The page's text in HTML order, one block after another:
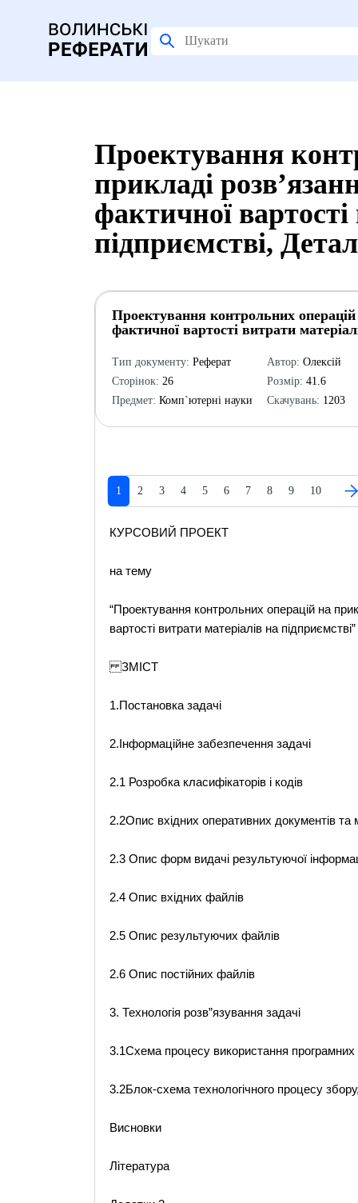
Проектування
прикладі
фактичної
підприємстві,
Проектування контрольних операцій
фактичної вартості витрати
Тип документу: Реферат
Сторінок: 26
Предмет: Комп`ютерні науки
Автор: Олексій
Розмір: 41.6
Скачувань: 1203
1 2 3 4 5 6 7 8 9 10
КУРСОВИЙ ПРОЕКТ
на тему
“Проектування контрольних операцій на
вартості витрати матеріалів на підприємстві”
ЗМІСТ
1.Постановка задачі
2.Інформаційне забезпечення задачі
2.1 Розробка класифікаторів і кодів
2.2Опис вхідних оперативних документів та
2.3 Опис форм видачі результуючої
2.4 Опис вхідних файлів
2.5 Опис результуючих файлів
2.6 Опис постійних файлів
3. Технологія розв”язування задачі
3.1Схема процесу використання програмних
3.2Блок-схема технологічного процесу
Висновки
Література